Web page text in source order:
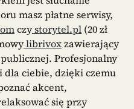
masz płatne serwisy,
czystorytel.pl (20 zł
librivoxzawierający
Profesjonalny
ciebie, dzięki czemu
akcent,
się przy